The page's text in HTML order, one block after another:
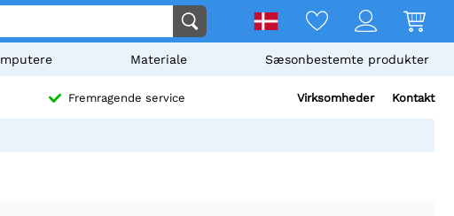
Materiale Sæsonbestemte produkter
Fremragende service Virksomheder Kontakt